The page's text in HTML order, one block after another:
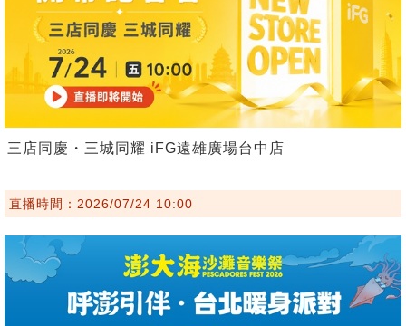
三店同慶・三城同耀 iFG遠雄廣場台中店
直播時間：2026/07/24 10:00